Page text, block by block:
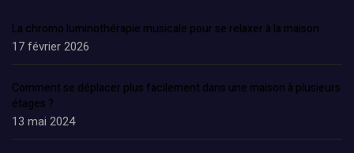
La chromo luminothérapie musicale pour se relaxer à la maison
17 février 2026
Comment se déplacer plus facilement dans une maison à plusieurs
étages ?
13 mai 2024